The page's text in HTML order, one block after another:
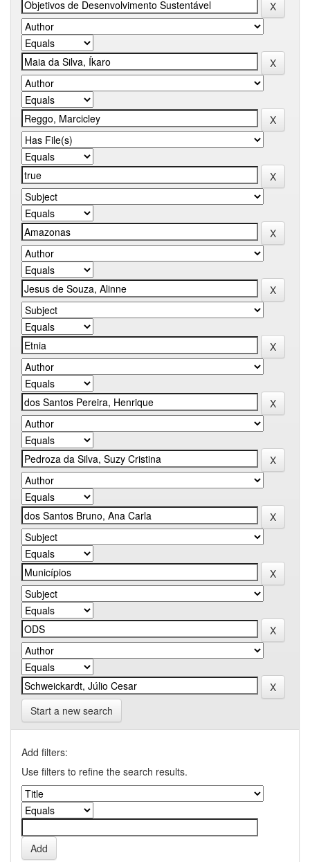
Start a new search
Add filters:
Use filters to refine the search results.